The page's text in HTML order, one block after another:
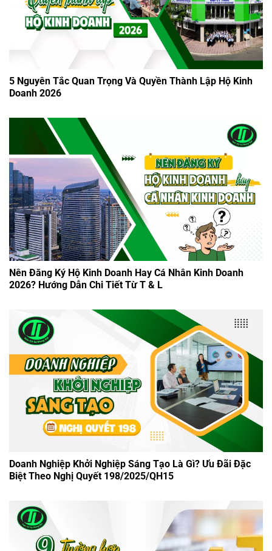
5 Nguyên Tắc Quan Trọng Và Quyền Thành Lập Hộ Kinh
Doanh 2026
Nên Đăng Ký Hộ Kinh Doanh Hay Cá Nhân Kinh Doanh
2026? Hướng Dẫn Chi Tiết Từ T & L
Doanh Nghiệp Khởi Nghiệp Sáng Tạo Là Gì? Ưu Đãi Đặc
Biệt Theo Nghị Quyết 198/2025/QH15